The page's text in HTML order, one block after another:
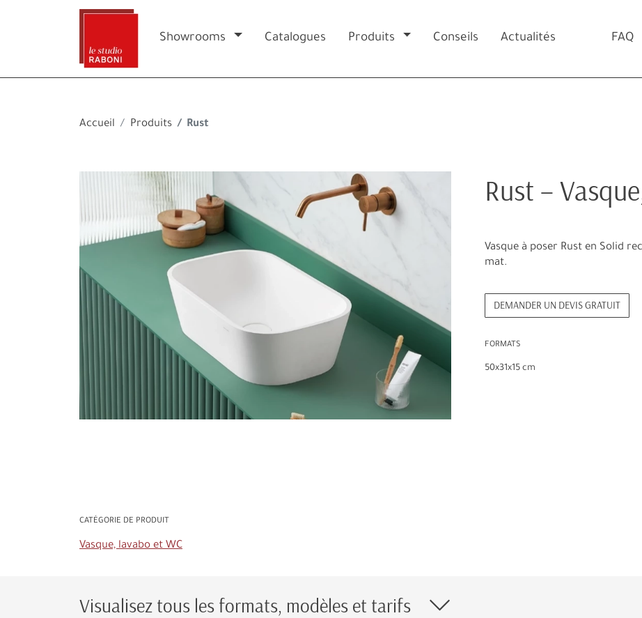
Accueil Produits Rust
Rust –
Vasque à poser Rust en Solid
mat.
DEMANDER UN DEVIS GRATUIT
FORMATS
50x31x15 cm
CATÉGORIE DE PRODUIT
Vasque, lavabo et WC
Visualisez tous les formats, modèles et tarifs
Showrooms Catalogues Produits Conseils Actualités FAQ